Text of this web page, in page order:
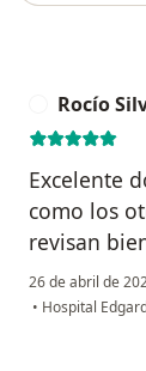
Rocío
Excelente
como los
revisan
26 de abril de
• Hospital